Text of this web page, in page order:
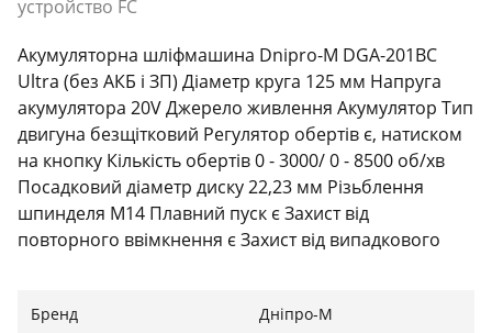
устройство FC
Акумуляторна шліфмашина Dnipro-M DGA-201BC
Ultra (без АКБ і ЗП) Діаметр круга 125 мм Напруга
акумулятора 20V Джерело живлення Акумулятор Тип
двигуна безщітковий Регулятор обертів є, натиском
на кнопку Кількість обертів 0 - 3000/ 0 - 8500 об/хв
Посадковий діаметр диску 22,23 мм Різьблення
шпинделя М14 Плавний пуск є Захист від
повторного ввімкнення є Захист від випадкового
звукового випромінювання L pa 83,6 дБ(А) Клас
Бренд Дніпро-М